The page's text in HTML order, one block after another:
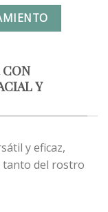
CON
Y
y eficaz,
tanto del rostro